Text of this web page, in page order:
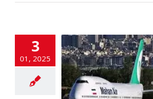
3
01, 2025
bloque
d’un avion